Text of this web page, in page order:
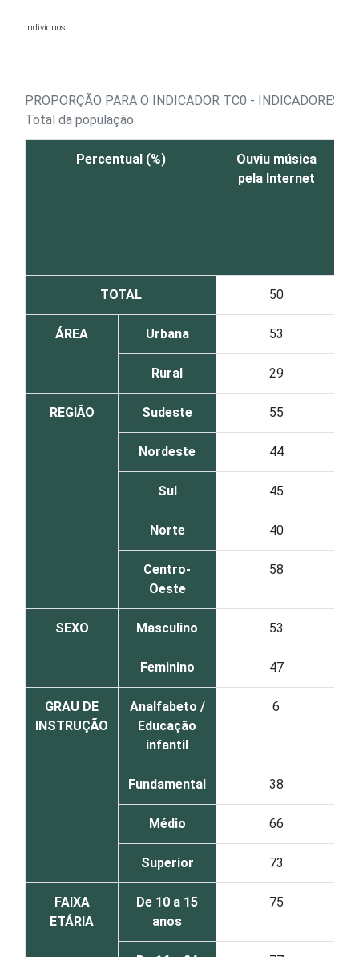
Indivíduos
PROPORÇÃO PARA O INDICADOR TC0 - INDICADORES
Total da população
Percentual (%)
Ouviu música
pela Internet
TOTAL 50
ÁREA Urbana 53
Rural 29
REGIÃO Sudeste 55
Nordeste 44
Sul 45
Norte 40
Centro-
Oeste
58
SEXO Masculino 53
Feminino 47
GRAU DE
INSTRUÇÃO
Analfabeto /
Educação
infantil
6
Fundamental 38
Médio 66
Superior 73
FAIXA
ETÁRIA
De 10 a 15
anos
75